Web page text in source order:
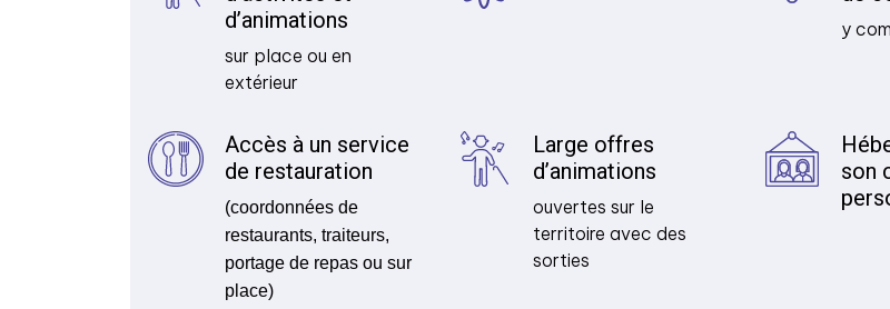
d’animations
sur place ou en
extérieur
y
Accès à un service
de restauration
(coordonnées de
restaurants, traiteurs,
portage de repas ou sur
place)
Large offres
d’animations
ouvertes sur le
territoire avec des
sorties
son